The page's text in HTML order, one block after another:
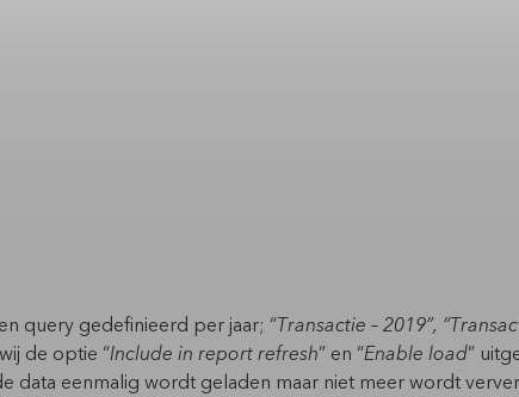
query gedefinieerd per jaar; “Transactie – 2019”,
de optie “Include in report refresh” en “Enable load”
data eenmalig wordt geladen maar niet meer wordt